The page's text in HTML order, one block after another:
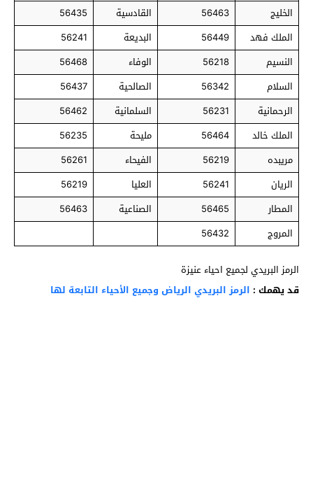
الخليج
56463 القادسية
56435
الملك فهد
56449 البديعة
56241
النسيم
56218 الوفاء
56468
السلام
56342 الصالحية
56437
الرحمانية
56231 السلمانية
56462
الملك خالد
56464 مليحة
56235
مريبده
56219 الفيحاء
56261
الريان
56241 العليا
56219
المطار
56465 الصناعية
56463
المروج
56432
الرمز البريدي لجميع احياء عنيزة
قد يهمك : الرمز البريدي الرياض وجميع الأحياء التابعة لها